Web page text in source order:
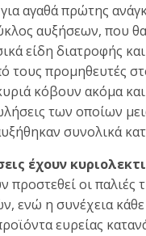
αγαθά πρώτης
αυξήσεων, που
είδη διατροφής
τους προμηθευτές
κόβουν ακόμα
των οποίων
συνολικά
έχουν
προστεθεί οι
ενώ η συνέχεια
ευρείας